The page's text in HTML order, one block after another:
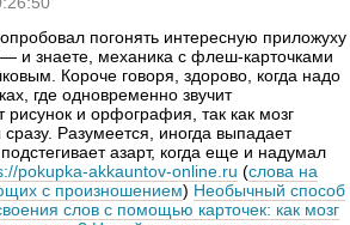
погонять интересную приложуху
— и знаете, механика с флеш-карточками
Короче говоря, здорово, когда надо
где одновременно звучит
и орфография, так как мозг
Разумеется, иногда выпадает
азарт, когда еще и надумал
pokupka-akkauntov-online.ru (слова на
с произношением) Необычный способ
слов с помощью карточек: как мозг